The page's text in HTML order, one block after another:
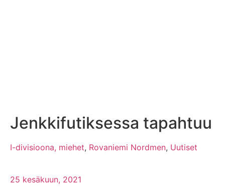
Jenkkifutiksessa tapahtuu
I-divisioona, miehet, Rovaniemi Nordmen, Uutiset
25 kesäkuun, 2021